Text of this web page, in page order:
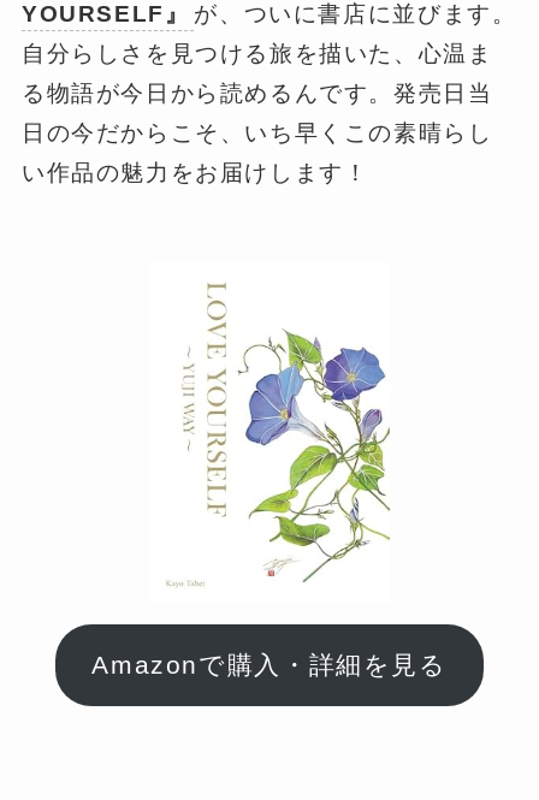
YOURSELF』
が、ついに書店に並びます。
自分らしさを見つける旅を描いた、心温ま
る物語が今日から読めるんです。発売日当
日の今だからこそ、いち早くこの素晴らし
い作品の魅力をお届けします！
Amazonで購入・詳細を見る